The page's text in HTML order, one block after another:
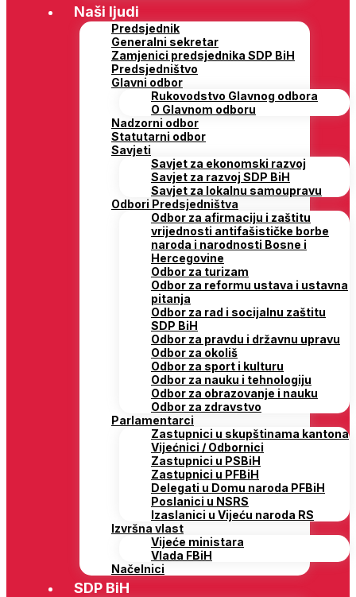
Naši ljudi
Predsjednik
Generalni sekretar
Zamjenici predsjednika SDP BiH
Predsjedništvo
Glavni odbor
Rukovodstvo Glavnog odbora
O Glavnom odboru
Nadzorni odbor
Statutarni odbor
Savjeti
Savjet za ekonomski razvoj
Savjet za razvoj SDP BiH
Savjet za lokalnu samoupravu
Odbori Predsjedništva
Odbor za afirmaciju i zaštitu
vrijednosti antifašističke borbe
naroda i narodnosti Bosne i
Hercegovine
Odbor za turizam
Odbor za reformu ustava i ustavna
pitanja
Odbor za rad i socijalnu zaštitu
SDP BiH
Odbor za pravdu i državnu upravu
Odbor za okoliš
Odbor za sport i kulturu
Odbor za nauku i tehnologiju
Odbor za obrazovanje i nauku
Odbor za zdravstvo
Parlamentarci
Zastupnici u skupštinama kantona
Vijećnici / Odbornici
Zastupnici u PSBiH
Zastupnici u PFBiH
Delegati u Domu naroda PFBiH
Poslanici u NSRS
Izaslanici u Vijeću naroda RS
Izvršna vlast
Vijeće ministara
Vlada FBiH
Načelnici
SDP BiH